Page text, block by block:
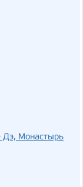
Дэ, Монастырь